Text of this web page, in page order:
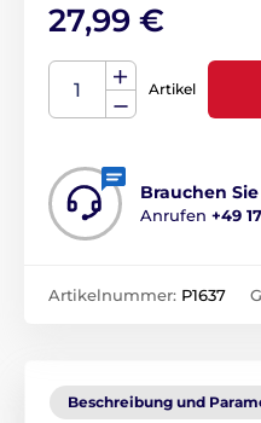
27,99 €
Artikel
Brauchen
Anrufen +49
Artikelnummer: P1637
Beschreibung und